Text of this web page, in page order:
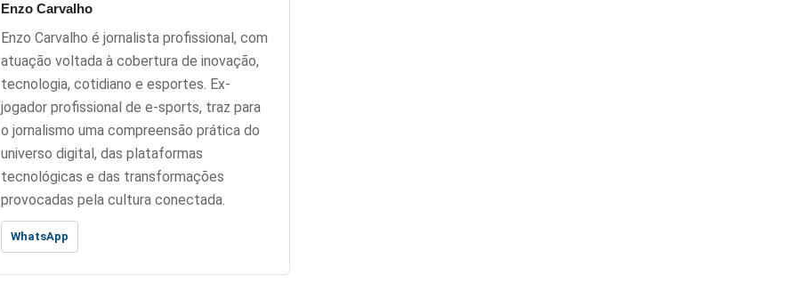
Enzo Carvalho
Enzo Carvalho é jornalista profissional, com
atuação voltada à cobertura de inovação,
tecnologia, cotidiano e esportes. Ex-
jogador profissional de e-sports, traz para
o jornalismo uma compreensão prática do
universo digital, das plataformas
tecnológicas e das transformações
provocadas pela cultura conectada.
WhatsApp